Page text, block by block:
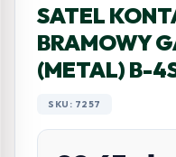
SATEL
BRAMOWY
(METAL) B-
SKU: 7257